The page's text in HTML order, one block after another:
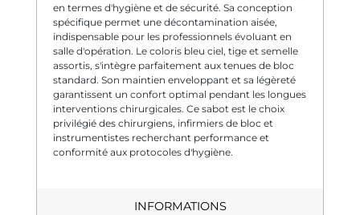
en termes d'hygiène et de sécurité. Sa conception
spécifique permet une décontamination aisée,
indispensable pour les professionnels évoluant en
salle d'opération. Le coloris bleu ciel, tige et semelle
assortis, s'intègre parfaitement aux tenues de bloc
standard. Son maintien enveloppant et sa légèreté
garantissent un confort optimal pendant les longues
interventions chirurgicales. Ce sabot est le choix
privilégié des chirurgiens, infirmiers de bloc et
instrumentistes recherchant performance et
conformité aux protocoles d'hygiène.
INFORMATIONS